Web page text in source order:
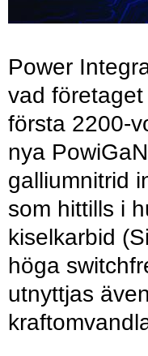
Power
vad
första 2200-
nya
galliumnitrid
som hittills i
kiselkarbid
höga
utnyttjas